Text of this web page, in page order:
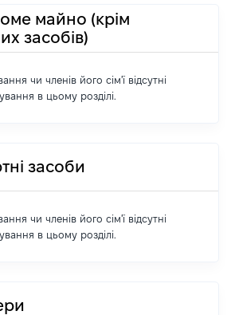
майно (крім
засобів)
чи членів його сім'ї відсутні
в цьому розділі.
засоби
чи членів його сім'ї відсутні
в цьому розділі.